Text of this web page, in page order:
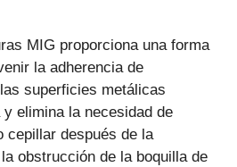
MIG proporciona una forma
la adherencia de
superficies metálicas
elimina la necesidad de
cepillar después de la
obstrucción de la boquilla de